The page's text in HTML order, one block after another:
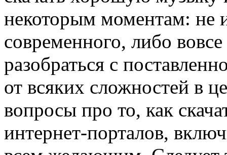
некоторым моментам: не
современного, либо
разобраться с
от всяких сложностей в
вопросы про то, как
интернет-порталов,